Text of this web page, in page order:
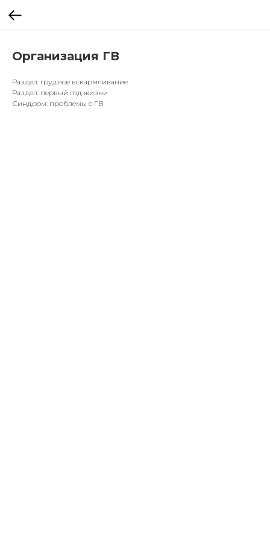
Организация ГВ
Раздел: грудное вскармливание
Раздел: первый год жизни
Синдром: проблемы с ГВ